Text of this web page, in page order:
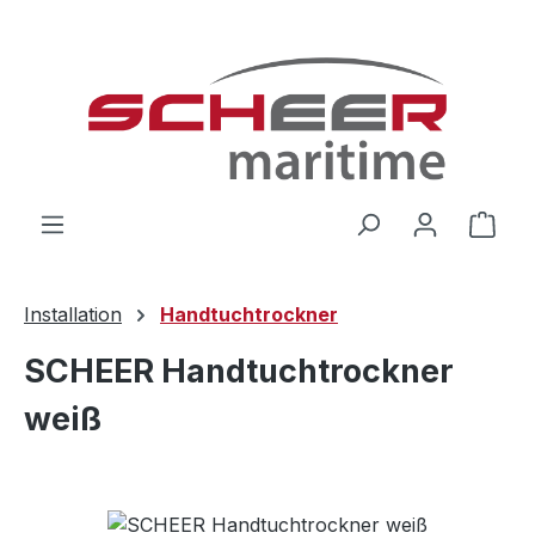
Installation Handtuchtrockner
SCHEER Handtuchtrockner
weiß
Bildergalerie überspringen